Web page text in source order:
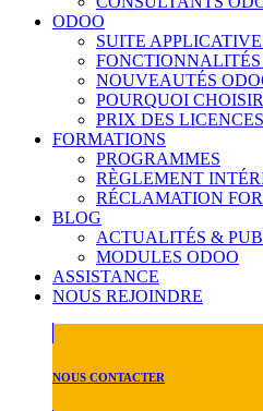
ODOO
SUITE
FONCTIONNALITÉS
NOUVEAUTÉS
POURQUOI
PRIX DES
FORMATIONS
PROGRAMMES
RÈGLEMENT
RÉCLAMATION
BLOG
ACTUALITÉS &
MODULES ODOO
ASSISTANCE
NOUS REJOINDRE
NOUS CONTACTER